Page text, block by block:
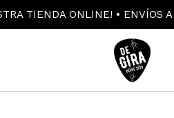
TIENDA ONLINE! • ENVÍOS